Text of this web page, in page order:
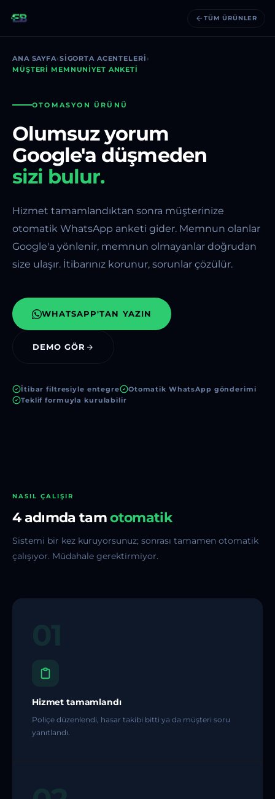
TÜM ÜRÜNLER
ANA SAYFA›SIGORTA ACENTELERI ›
MÜŞTERI MEMNUNIYET ANKETI
OTOMASYON ÜRÜNÜ
Olumsuz yorum
Google'a düşmeden
sizi bulur.
Hizmet tamamlandıktan sonra müşterinize
otomatik WhatsApp anketi gider. Memnun olanlar
Google'a yönlenir, memnun olmayanlar doğrudan
size ulaşır. İtibarınız korunur, sorunlar çözülür.
WHATSAPP'TAN YAZIN
DEMO GÖR
İtibar filtresiyle entegre
Otomatik WhatsApp gönderimi
Teklif formuyla kurulabilir
NASIL ÇALIŞIR
4 adımda tamotomatik
Sistemi bir kez kuruyorsunuz; sonrası tamamen otomatik
çalışıyor. Müdahale gerektirmiyor.
Hizmet tamamlandı
Poliçe düzenlendi, hasar takibi bitti ya da müşteri soru
yanıtlandı.